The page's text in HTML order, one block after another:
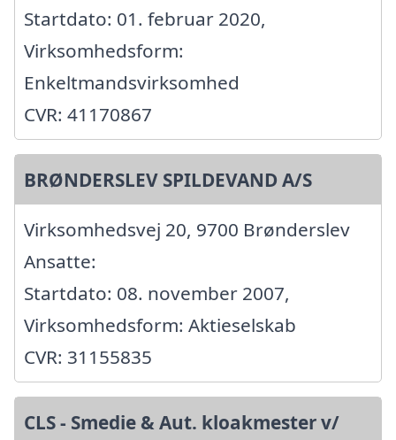
Startdato: 01. februar 2020,
Virksomhedsform:
Enkeltmandsvirksomhed
CVR: 41170867
BRØNDERSLEV SPILDEVAND A/S
Virksomhedsvej 20, 9700 Brønderslev
Ansatte:
Startdato: 08. november 2007,
Virksomhedsform: Aktieselskab
CVR: 31155835
CLS - Smedie & Aut. kloakmester v/